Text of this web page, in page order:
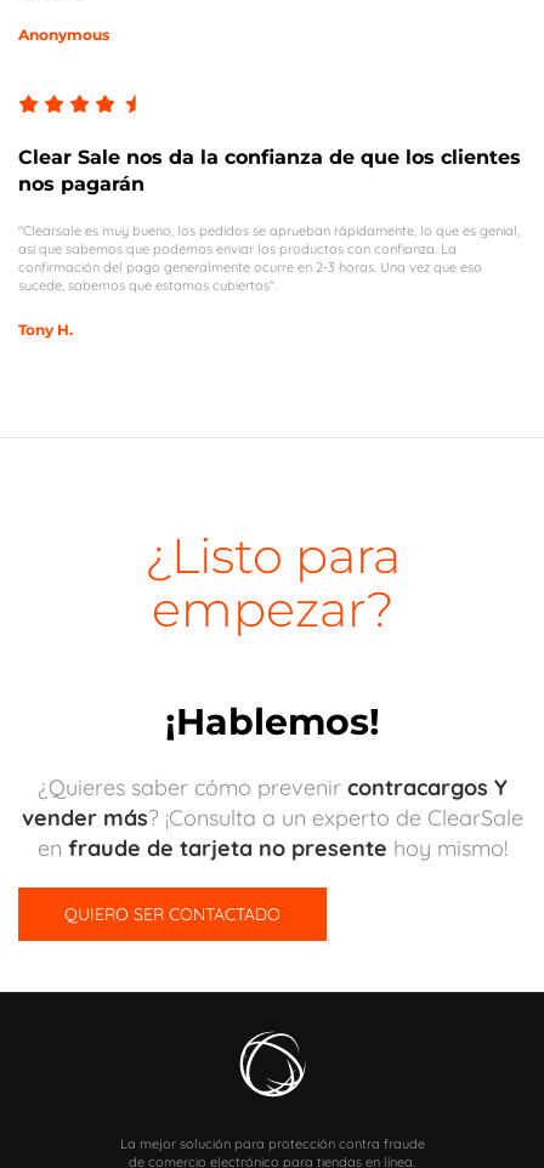
Anonymous
Clear Sale nos da la confianza de que los clientes
nos pagarán
"Clearsale es muy bueno, los pedidos se aprueban rápidamente, lo que es genial,
así que sabemos que podemos enviar los productos con confianza. La
confirmación del pago generalmente ocurre en 2-3 horas. Una vez que eso
sucede, sabemos que estamos cubiertos".
Tony H.
¿Listo para
empezar?
¡Hablemos!
¿Quieres saber cómo prevenir contracargos Y
vender más? ¡Consulta a un experto de ClearSale
en fraude de tarjeta no presente hoy mismo!
QUIERO SER CONTACTADO
La mejor solución para protección contra fraude
de comercio electrónico para tiendas en línea.